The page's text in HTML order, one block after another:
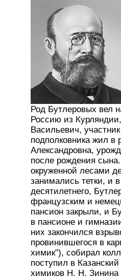
Род Бутлеровых вел
Россию из
Васильевич,
подполковника жил
Александровна,
после рождения
окруженной лесами
занимались тетки, и
десятилетнего,
французским и
пансион закрыли, и
в пансионе и
них закончился
провинившегося в
химик"), собирал
поступил в
химиков Н. Н. Зинина